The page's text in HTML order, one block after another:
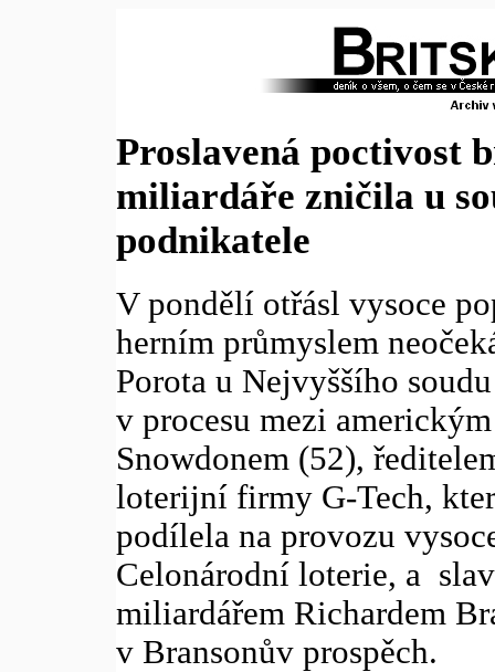
Proslavená poctivost
miliardáře zničila u
podnikatele
V pondělí otřásl vysoce
herním průmyslem
Porota u Nejvyššího
v procesu mezi
Snowdonem (52),
loterijní firmy G-Tech,
podílela na provozu
Celonárodní loterie, a
miliardářem Richardem
v Bransonův prospěch.